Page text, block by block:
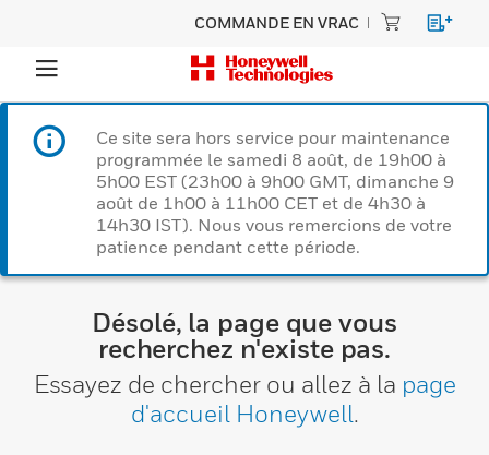
COMMANDE EN VRAC
Ce site sera hors service pour maintenance
programmée le samedi 8 août, de 19h00 à
5h00 EST (23h00 à 9h00 GMT, dimanche 9
août de 1h00 à 11h00 CET et de 4h30 à
14h30 IST). Nous vous remercions de votre
patience pendant cette période.
Désolé, la page que vous
recherchez n'existe pas.
Essayez de chercher ou allez à la page
d'accueil Honeywell.